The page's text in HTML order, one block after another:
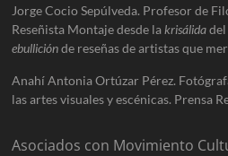
Jorge Cocio Sepúlveda. Profesor de
Reseñista Montaje desde lakrisálida
ebulliciónde reseñas de artistas que
Anahí Antonia Ortúzar Pérez.
las artes visuales y escénicas. Prensa
Asociados con Movimiento